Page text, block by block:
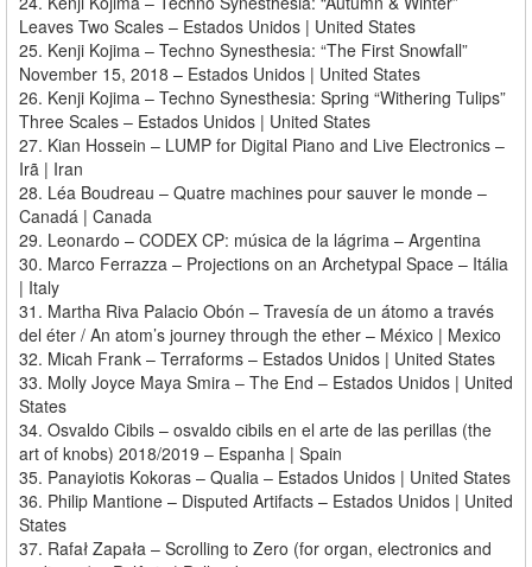
Leaves Two Scales – Estados Unidos | United States
25. Kenji Kojima – Techno Synesthesia: “The First Snowfall”
November 15, 2018 – Estados Unidos | United States
26. Kenji Kojima – Techno Synesthesia: Spring “Withering Tulips”
Three Scales – Estados Unidos | United States
27. Kian Hossein – LUMP for Digital Piano and Live Electronics –
Irã | Iran
28. Léa Boudreau – Quatre machines pour sauver le monde –
Canadá | Canada
29. Leonardo – CODEX CP: música de la lágrima – Argentina
30. Marco Ferrazza – Projections on an Archetypal Space – Itália
| Italy
31. Martha Riva Palacio Obón – Travesía de un átomo a través
del éter / An atom’s journey through the ether – México | Mexico
32. Micah Frank – Terraforms – Estados Unidos | United States
33. Molly Joyce Maya Smira – The End – Estados Unidos | United
States
34. Osvaldo Cibils – osvaldo cibils en el arte de las perillas (the
art of knobs) 2018/2019 – Espanha | Spain
35. Panayiotis Kokoras – Qualia – Estados Unidos | United States
36. Philip Mantione – Disputed Artifacts – Estados Unidos | United
States
37. Rafał Zapała – Scrolling to Zero (for organ, electronics and